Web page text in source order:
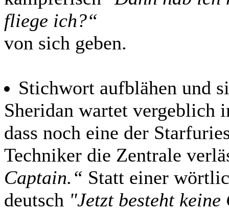
fliege ich?“
von sich geben.
Stichwort aufblähen und
Sheridan wartet vergeblich
dass noch eine der
Techniker die Zentrale
Captain.“ Statt einer
deutsch "Jetzt besteht